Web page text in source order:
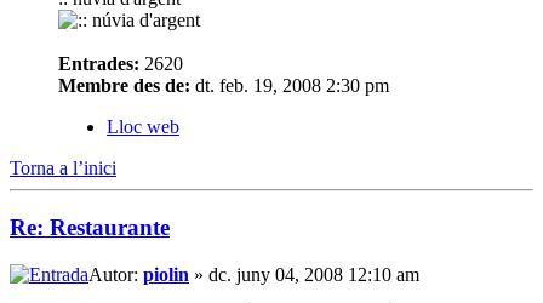
Entrades: 2620
Membre des de: dt. feb. 19, 2008 2:30 pm
Lloc web
Torna a l’inici
Re: Restaurante
Autor: piolin » dc. juny 04, 2008 12:10 am